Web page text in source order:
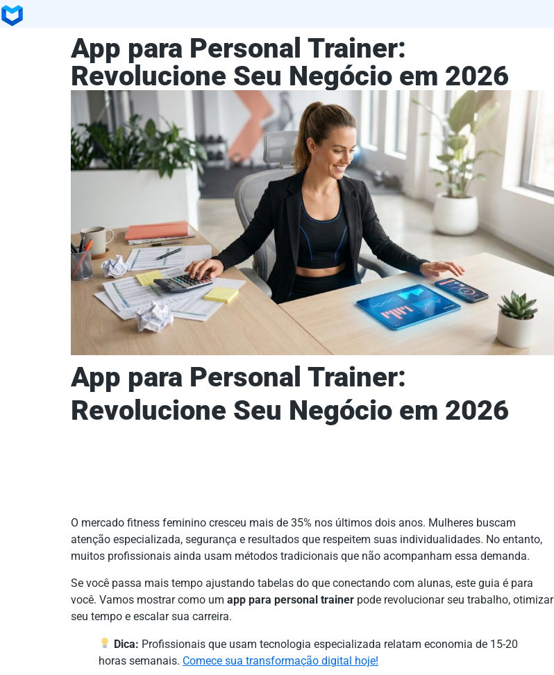
App para Personal Trainer:
Revolucione Seu Negócio em 2026
App para Personal Trainer:
Revolucione Seu Negócio em 2026
O mercado fitness feminino cresceu mais de 35% nos últimos dois anos. Mulheres buscam
atenção especializada, segurança e resultados que respeitem suas individualidades. No entanto,
muitos profissionais ainda usam métodos tradicionais que não acompanham essa demanda.
Se você passa mais tempo ajustando tabelas do que conectando com alunas, este guia é para
você. Vamos mostrar como um app para personal trainer pode revolucionar seu trabalho, otimizar
seu tempo e escalar sua carreira.
Dica: Profissionais que usam tecnologia especializada relatam economia de 15-20
horas semanais. Comece sua transformação digital hoje!